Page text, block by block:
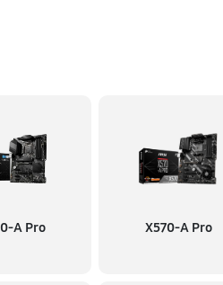
A Pro X570-A Pro